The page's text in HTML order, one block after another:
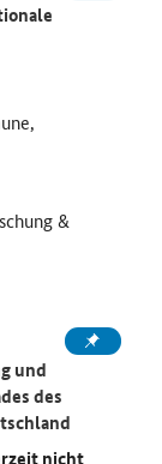
&
und
des
nicht